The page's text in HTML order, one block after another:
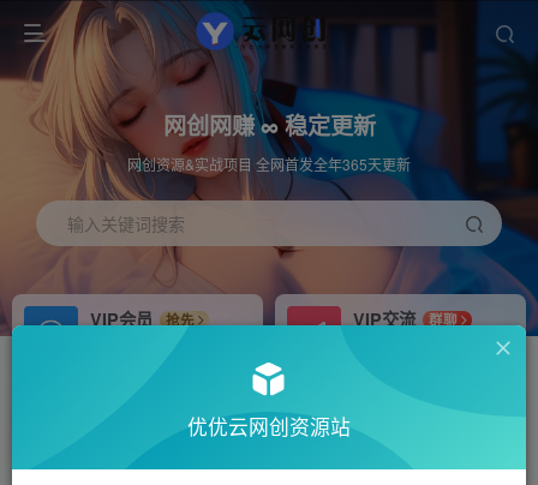
网创网赚 ∞ 稳定更新
网创资源&实战项目 全网首发全年365天更新
输入关键词搜索
VIP会员
抢先
免费下载全站资源
VIP交流
群聊
研究探讨更多创业项目路子。
站长V：hu91275
推荐
优优云网创资源站